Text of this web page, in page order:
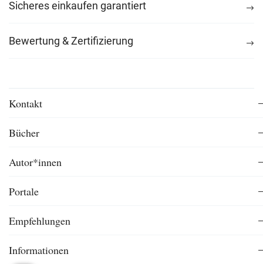
Sicheres einkaufen garantiert
Bewertung & Zertifizierung
Kontakt
Bücher
Autor*innen
Portale
Empfehlungen
Informationen